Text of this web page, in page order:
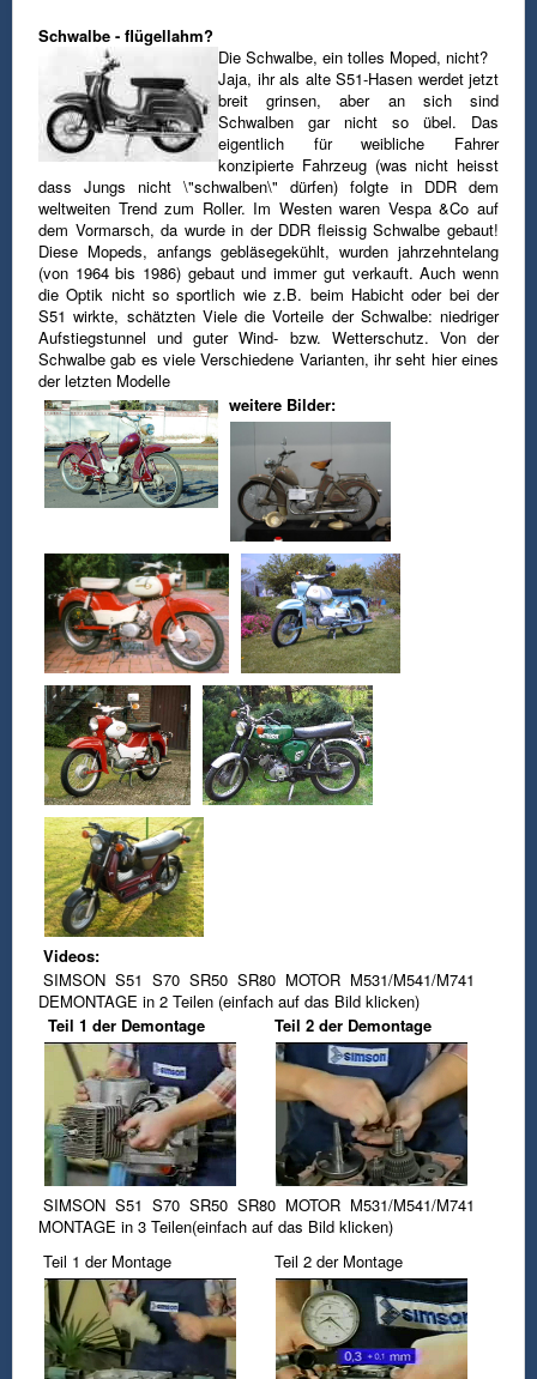
Schwalbe - flügellahm?
Die Schwalbe, ein tolles Moped, nicht?
Jaja, ihr als alte S51-Hasen werdet jetzt
breit grinsen, aber an sich sind
Schwalben gar nicht so übel. Das
eigentlich für weibliche Fahrer
konzipierte Fahrzeug (was nicht heisst
dass Jungs nicht \"schwalben\" dürfen) folgte in DDR dem
weltweiten Trend zum Roller. Im Westen waren Vespa &Co auf
dem Vormarsch, da wurde in der DDR fleissig Schwalbe gebaut!
Diese Mopeds, anfangs gebläsegekühlt, wurden jahrzehntelang
(von 1964 bis 1986) gebaut und immer gut verkauft. Auch wenn
die Optik nicht sosportlich wie z.B. beim Habicht oder bei der
S51 wirkte, schätzten Viele die Vorteile der Schwalbe: niedriger
Aufstiegstunnel und guter Wind- bzw. Wetterschutz. Von der
Schwalbe gab es viele Verschiedene Varianten, ihr seht hier eines
der letzten Modelle
weitere Bilder:
Videos:
SIMSON S51 S70 SR50 SR80 MOTOR M531/M541/M741
DEMONTAGE in 2 Teilen (einfach auf das Bild klicken)
Teil 1 der Demontage
Teil 2 der Demontage
SIMSON S51 S70 SR50 SR80 MOTOR M531/M541/M741
MONTAGE in 3 Teilen(einfach auf das Bild klicken)
Teil 1 der Montage
Teil 2 der Montage